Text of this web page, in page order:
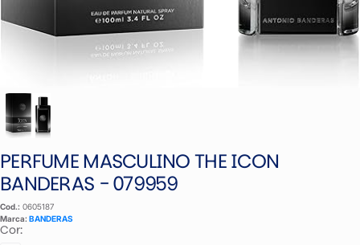
PERFUME MASCULINO THE ICON
BANDERAS - 079959
Cod.: 0605187
Marca: BANDERAS
Cor: